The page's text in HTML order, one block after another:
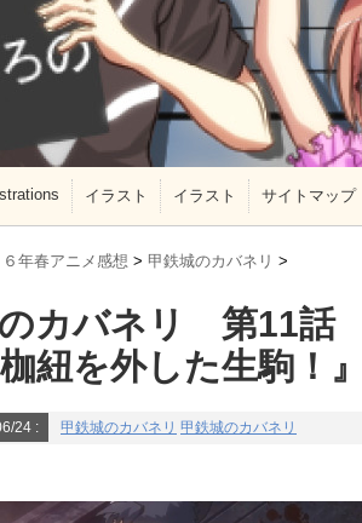
イラスト イラスト サイトマップ
６年春アニメ感想 > 甲鉄城のカバネリ >
カバネリ 第11話
紐を外した生駒！
24 : 甲鉄城のカバネリ 甲鉄城のカバネリ